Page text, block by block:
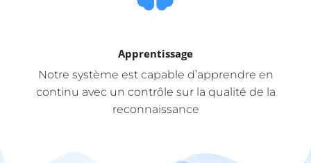
Apprentissage
Notre système est capable d’apprendre en
continu avec un contrôle sur la qualité de la
reconnaissance